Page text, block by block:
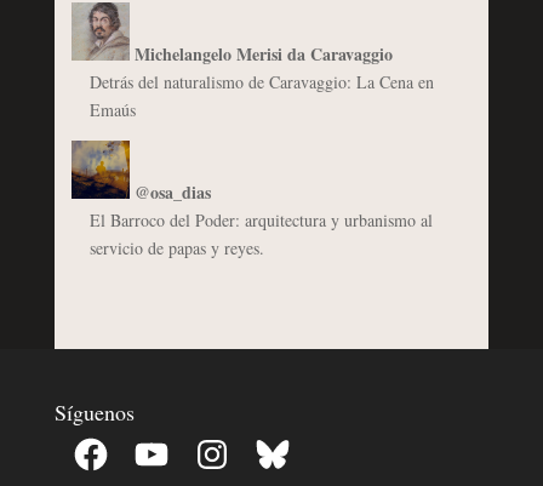
Michelangelo Merisi da Caravaggio
Detrás del naturalismo de Caravaggio: La Cena en
Emaús
@osa_dias
El Barroco del Poder: arquitectura y urbanismo al
servicio de papas y reyes.
Síguenos
Facebook YouTube InstagramBluesky